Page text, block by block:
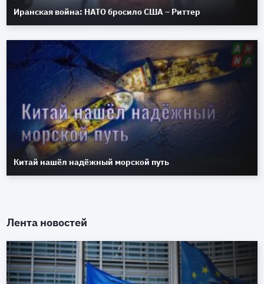
Иранская война: НАТО бросило США – Риттер
Китай нашёл надёжный морской путь
Лента новостей